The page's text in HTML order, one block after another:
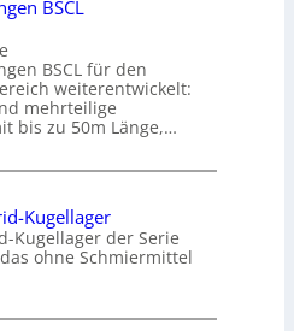
BSCL
BSCL für den
weiterentwickelt:
mehrteilige
bis zu 50m Länge,…
Kugellager
Kugellager der Serie
ohne Schmiermittel